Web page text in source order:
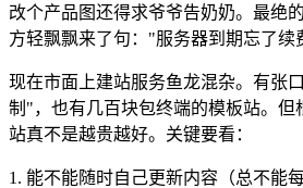
改个产品图还得求爷爷告奶奶。最绝
方轻飘飘来了句："服务器到期忘了续
现在市面上建站服务鱼龙混杂。有张
制"，也有几百块包终端的模板站。但
站真不是越贵越好。关键要看：
1. 能不能随时自己更新内容（总不能